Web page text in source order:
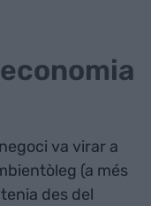
va virar a
(a més
des del